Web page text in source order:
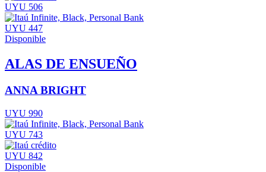
UYU 506
UYU 447
Disponible
ALAS DE ENSUEÑO
ANNA BRIGHT
UYU 990
UYU 743
UYU 842
Disponible